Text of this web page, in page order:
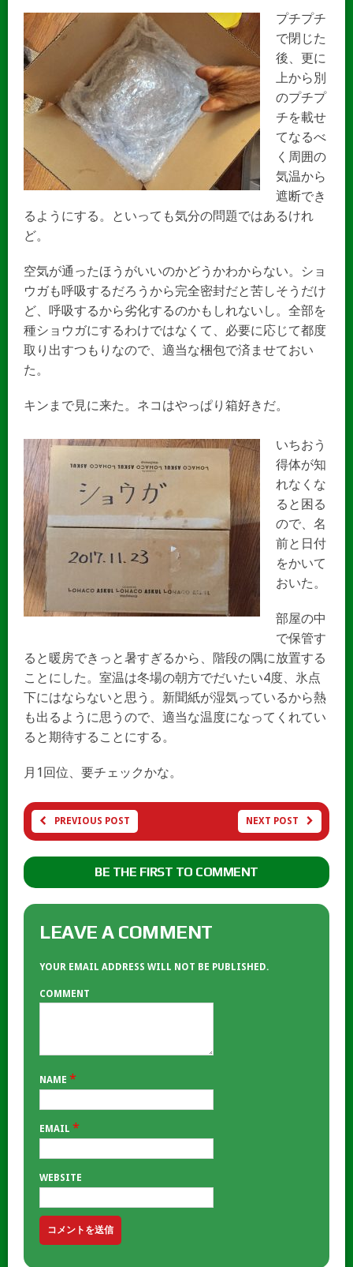
プチプチ
で閉じた
後、更に
上から別
のプチプ
チを載せ
てなるべ
く周囲の
気温から
遮断でき
るようにする。といっても気分の問題ではあるけれ
ど。
空気が通ったほうがいいのかどうかわからない。ショ
ウガも呼吸するだろうから完全密封だと苦しそうだけ
ど、呼吸するから劣化するのかもしれないし。全部を
種ショウガにするわけではなくて、必要に応じて都度
取り出すつもりなので、適当な梱包で済ませておい
た。
キンまで見に来た。ネコはやっぱり箱好きだ。
いちおう
得体が知
れなくな
ると困る
ので、名
前と日付
をかいて
おいた。
部屋の中
で保管す
ると暖房できっと暑すぎるから、階段の隅に放置する
ことにした。室温は冬場の朝方でだいたい4度、氷点
下にはならないと思う。新聞紙が湿気っているから熱
も出るように思うので、適当な温度になってくれてい
ると期待することにする。
月1回位、要チェックかな。
PREVIOUS POST NEXT POST
BE THE FIRST TO COMMENT
LEAVE A COMMENT
YOUR EMAIL ADDRESS WILL NOT BE PUBLISHED.
COMMENT
NAME *
EMAIL *
WEBSITE